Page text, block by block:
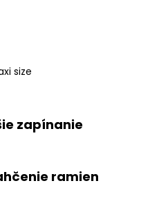
size
zapínanie
ramien